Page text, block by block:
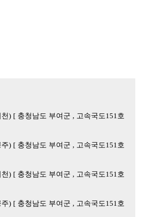
) [ 충청남도 부여군 , 고속국도151호
) [ 충청남도 부여군 , 고속국도151호
) [ 충청남도 부여군 , 고속국도151호
) [ 충청남도 부여군 , 고속국도151호